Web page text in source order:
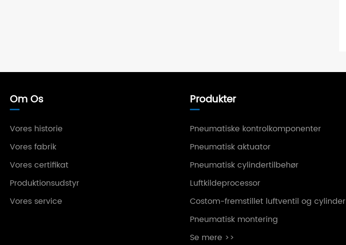
Om Os
Vores historie
Vores fabrik
Vores certifikat
Produktionsudstyr
Vores service
Produkter
Pneumatiske kontrolkomponenter
Pneumatisk aktuator
Pneumatisk cylindertilbehør
Luftkildeprocessor
Costom-fremstillet luftventil og cylinder
Pneumatisk montering
Se mere >>